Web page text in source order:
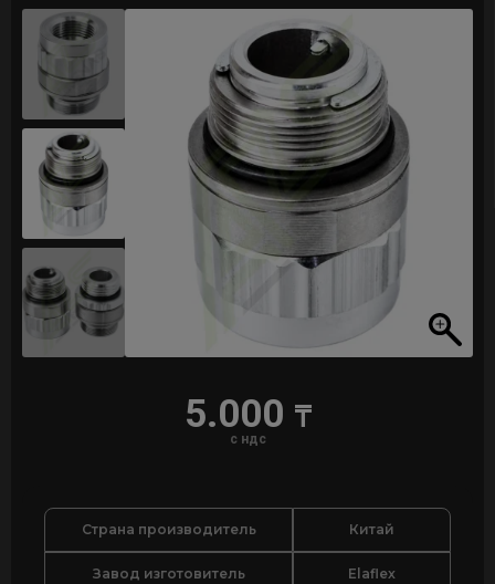
5.000 ₸
с ндс
Страна производитель Китай
Завод изготовитель Elaflex